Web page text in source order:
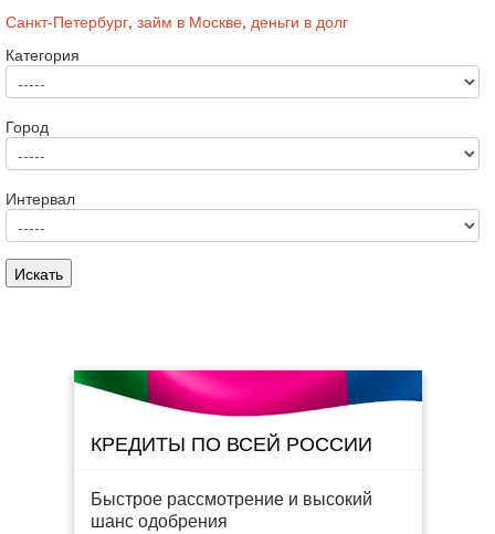
Санкт-Петербург, займ в Москве, деньги в долг
Категория
Город
Интервал
КРЕДИТЫ ПО ВСЕЙ РОССИИ
Быстрое рассмотрение и высокий
шанс одобрения